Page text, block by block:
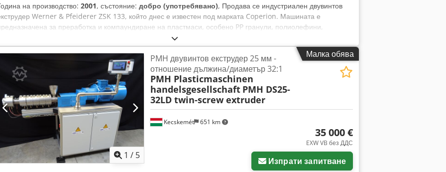
на производство: 2001, състояние: добро (употребявано), Продава се индустриален двувинтов
Werner & Pfeiderer ZSK 133, който днес е известен под марката Coperion. Машината е
за преработка и компаундиране на пластмаси, особено PP гранули, полиолефини,
мастербачове, пълнени и модифицирани материали. Dcedozc I Igopfx Antsk Екструдерът е произведен
2001 г., закупен е като употребяван през 2015 г. в изправно състояние, но след покупката не е
използван в нашето производство. Оттогава стои неизползван и се продава поради липса на употреба.
Основни данни: капацитет до 4 т/ч, главен електромотор 1100 kW, напрежение 690 V, честота 50 Hz,
обороти на мотора 1492 rpm, скорост на винтовете до 400 rpm, максимално налягане 200 bar, мощност
на нагряване 137 kW, 6 нагревателни зони, размери 3535 × 900 × 500 mm. В комплекта на екструдера са
включени дозираща помпа, подводен гранулатор с плоча и комплект ножове, охладителна система за
водна вана, маслена помпа с електронагреватели за загряване на плочата за гранулиране и хидравлични
агрегати за задвижване и заключване на ножиците. Подходящ е за заводи, които се занимават с
компаундиране, производство на PP гранули, мастербачове, регранулиране и преработка на пластмаси с
голям капацитет.
Малка обява
1 / 5
Kecskemét 651 km
PMH двувинтов екструдер 25 мм -
отношение дължина/диаметър 32:1
PMH Plasticmaschinen
handelsgesellschaft PMH DS25-
32LD twin-screw extruder
35 000 €
EXW VB без ДДС
Изпрати запитване